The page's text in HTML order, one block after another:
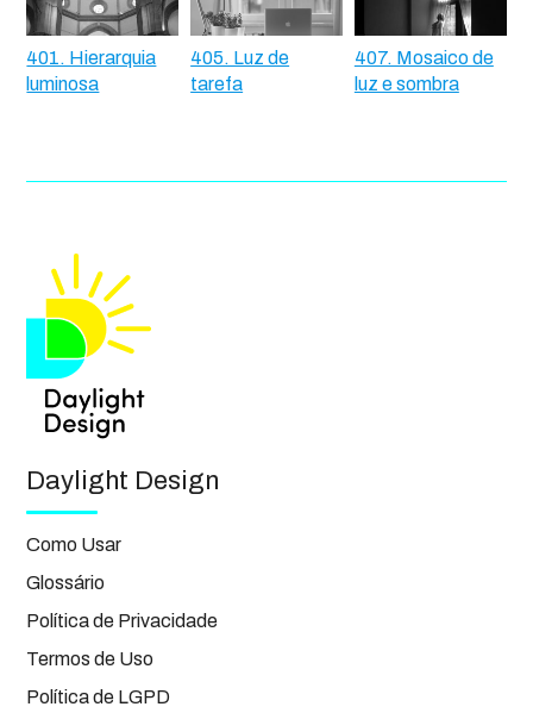
401. Hierarquia
luminosa
405. Luz de
tarefa
407. Mosaico de
luz e sombra
Daylight Design
Como Usar
Glossário
Política de Privacidade
Termos de Uso
Política de LGPD